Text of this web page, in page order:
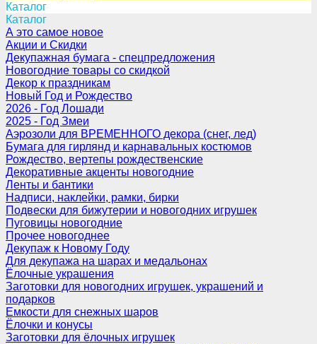
Каталог
Каталог
А это самое новое
Акции и Скидки
Декупажная бумага - спецпредложения
Новогодние товары со скидкой
Декор к праздникам
Новый Год и Рождество
2026 - Год Лошади
2025 - Год Змеи
Аэрозоли для ВРЕМЕННОГО декора (снег, лед)
Бумага для гирлянд и карнавальных костюмов
Рождество, вертепы рождественские
Декоративные акценты новогодние
Ленты и бантики
Надписи, наклейки, рамки, бирки
Подвески для бижутерии и новогодних игрушек
Пуговицы новогодние
Прочее новогоднее
Декупаж к Новому Году
Для декупажа на шарах и медальонах
Ёлочные украшения
Заготовки для новогодних игрушек, украшений и
подарков
Емкости для снежных шаров
Ёлочки и конусы
Заготовки для ёлочных игрушек